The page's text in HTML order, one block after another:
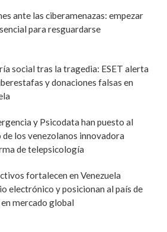
ante las ciberamenazas: empezar
para resguardarse
social tras la tragedia: ESET alerta
y donaciones falsas en
y Psicodata han puesto al
los venezolanos innovadora
de telepsicología
fortalecen en Venezuela
electrónico y posicionan al país de
mercado global